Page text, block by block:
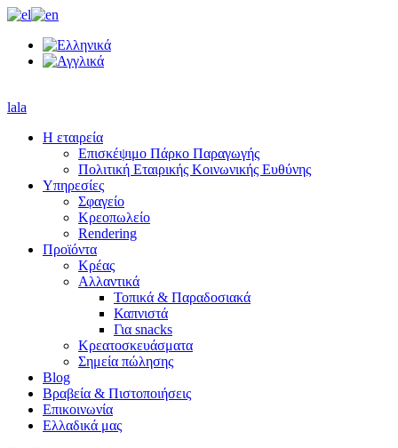
lala
Η εταιρεία
Επισκέψιμο Πάρκο Παραγωγής
Πολιτική Εταιρικής Κοινωνικής Ευθύνης
Υπηρεσίες
Σφαγείο
Κρεοπωλείο
Rendering
Προϊόντα
Κρέας
Αλλαντικά
Τοπικά & Παραδοσιακά
Καπνιστά
Για snacks
Κρεατοσκευάσματα
Σημεία πώλησης
Blog
Βραβεία & Πιστοποιήσεις
Επικοινωνία
Ελλαδικά μας